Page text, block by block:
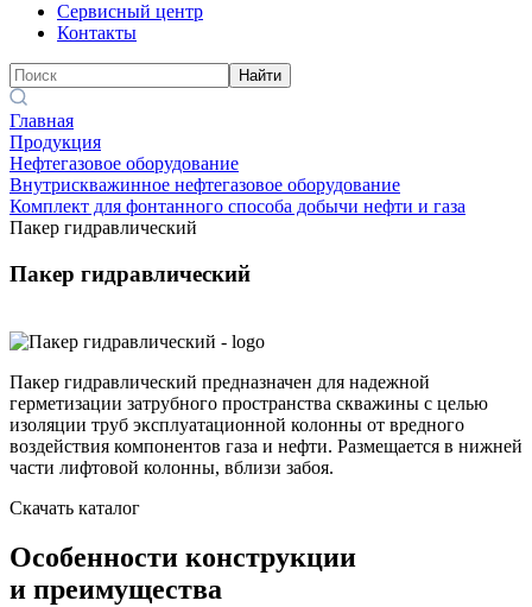
Сервисный центр
Контакты
Найти
Главная
Продукция
Нефтегазовое оборудование
Внутрискважинное нефтегазовое оборудование
Комплект для фонтанного способа добычи нефти и газа
Пакер гидравлический
Пакер гидравлический
Пакер гидравлический предназначен для надежной
герметизации затрубного пространства скважины с целью
изоляции труб эксплуатационной колонны от вредного
воздействия компонентов газа и нефти. Размещается в нижней
части лифтовой колонны, вблизи забоя.
Скачать каталог
Особенности конструкции
и преимущества